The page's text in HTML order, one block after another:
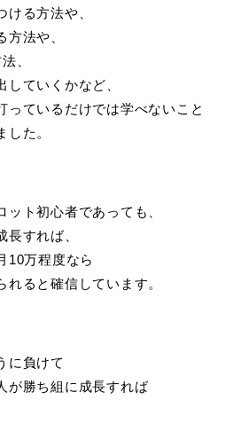
ける方法や、
方法や、
、
していくかなど、
っているだけでは学べないこと
した。
ット初心者であっても、
長すれば、
10万程度なら
れると確信しています。
に負けて
が勝ち組に成長すれば